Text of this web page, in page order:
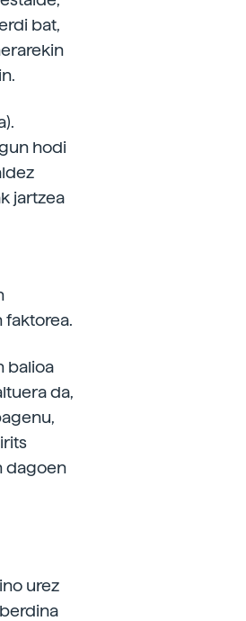
bat,
hodi
jartzea
faktorea.
balioa
da,
dagoen
urez